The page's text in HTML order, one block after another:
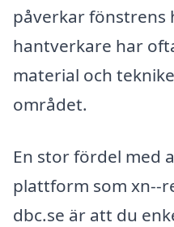
påverkar fönstrens
hantverkare har
material och
området.
En stor fördel med
plattform som xn--
dbc.se är att du